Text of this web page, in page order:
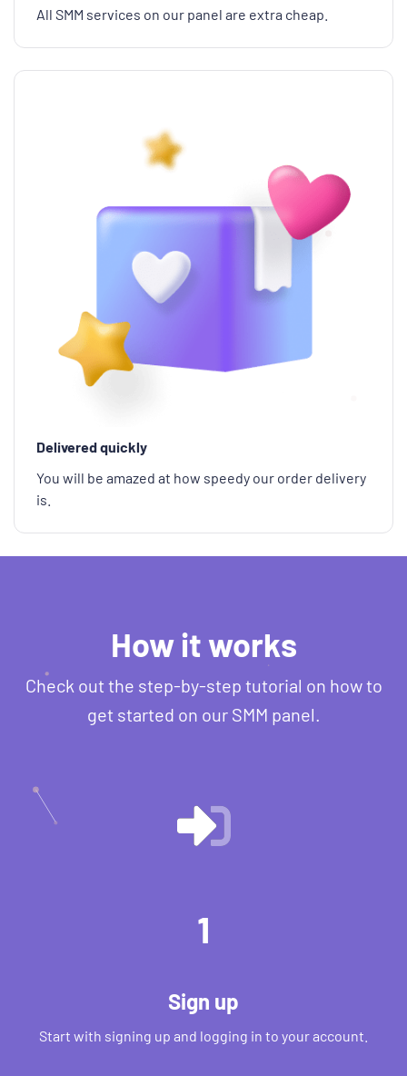
All SMM services on our panel are extra cheap.
Delivered quickly
You will be amazed at how speedy our order delivery
is.
How it works
Check out the step-by-step tutorial on how to
get started on our SMM panel.
1
Sign up
Start with signing up and logging in to your account.